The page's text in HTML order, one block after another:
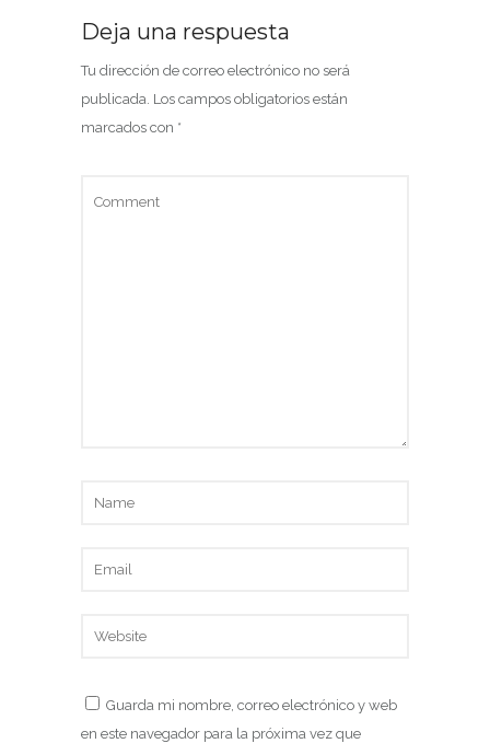
Deja una respuesta
Tu dirección de correo electrónico no será
publicada. Los campos obligatorios están
marcados con *
Guarda mi nombre, correo electrónico y web
en este navegador para la próxima vez que